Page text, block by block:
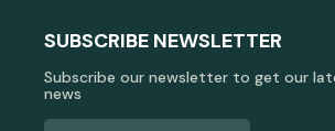
SUBSCRIBE NEWSLETTER
Subscribe our newsletter to get our
news